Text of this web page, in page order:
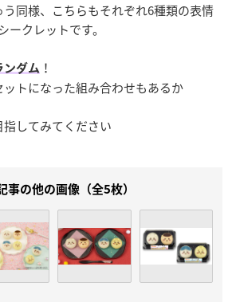
同様、こちらもそれぞれ6種類の表情
ークレットです。
ンダム ！
トになった組み合わせもあるか
してみてください
事の他の画像（全5枚）